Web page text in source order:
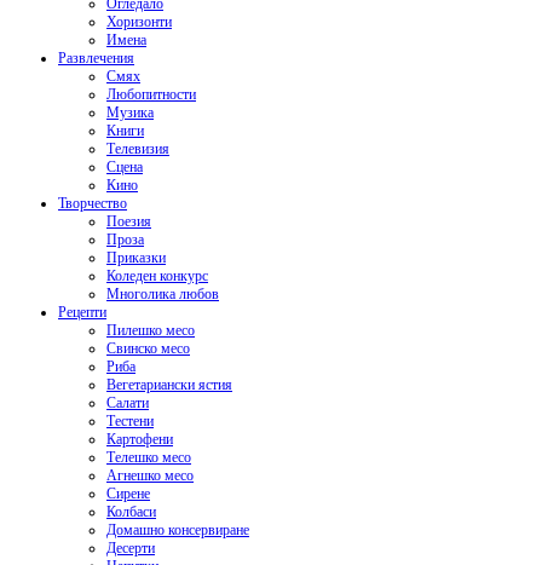
Огледало
Хоризонти
Имена
Развлечения
Смях
Любопитности
Музика
Книги
Телевизия
Сцена
Кино
Творчество
Поезия
Проза
Приказки
Коледен конкурс
Многолика любов
Рецепти
Пилешко месо
Свинско месо
Риба
Вегетариански ястия
Салати
Тестени
Картофени
Телешко месо
Агнешко месо
Сирене
Колбаси
Домашно консервиране
Десерти